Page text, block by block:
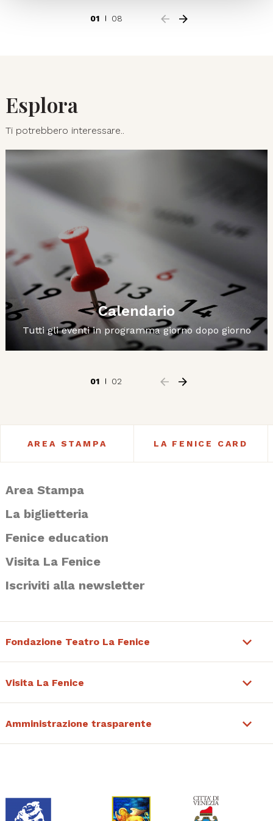
01 08
Esplora
Ti potrebbero interessare..
Calendario
Tutti gli eventi in programma giorno dopo giorno
01 02
AREA STAMPA LA FENICE CARD
Area Stampa
La biglietteria
Fenice education
Visita La Fenice
Iscriviti alla newsletter
Fondazione Teatro La Fenice
Visita La Fenice
Amministrazione trasparente